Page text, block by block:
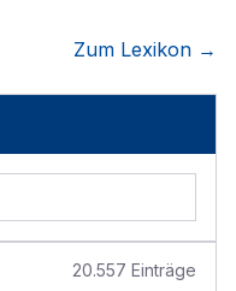
Zum Lexikon →
20.557 Einträge